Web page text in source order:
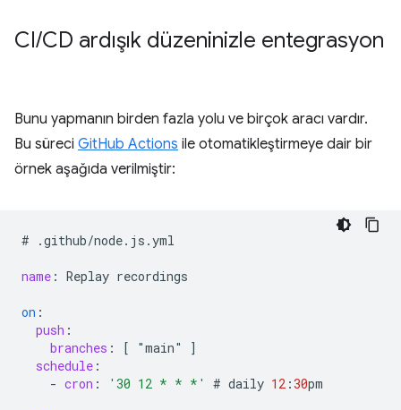
CI/CD ardışık düzeninizle entegrasyon
Bunu yapmanın birden fazla yolu ve birçok aracı vardır.
Bu süreci GitHub Actions ile otomatikleştirmeye dair bir
örnek aşağıda verilmiştir:
# .github/node. js .yml
name : Replay recordings
on :
push :
branches : [ "main"
]
schedule :
- cron : '30 12 * * *' # daily 12 :30pm